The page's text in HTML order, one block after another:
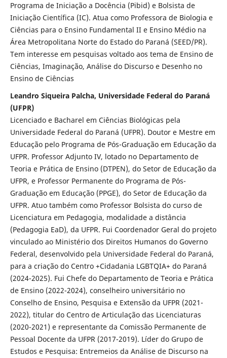
Programa de Iniciação a Docência (Pibid) e Bolsista de
Iniciação Científica (IC). Atua como Professora de Biologia e
Ciências para o Ensino Fundamental II e Ensino Médio na
Área Metropolitana Norte do Estado do Paraná (SEED/PR).
Tem interesse em pesquisas voltado aos tema de Ensino de
Ciências, Imaginação, Análise do Discurso e Desenho no
Ensino de Ciências
Leandro Siqueira Palcha, Universidade Federal do Paraná
(UFPR)
Licenciado e Bacharel em Ciências Biológicas pela
Universidade Federal do Paraná (UFPR). Doutor e Mestre em
Educação pelo Programa de Pós-Graduação em Educação da
UFPR. Professor Adjunto IV, lotado no Departamento de
Teoria e Prática de Ensino (DTPEN), do Setor de Educação da
UFPR, e Professor Permanente do Programa de Pós-
Graduação em Educação (PPGE), do Setor de Educação da
UFPR. Atuo também como Professor Bolsista do curso de
Licenciatura em Pedagogia, modalidade a distância
(Pedagogia EaD), da UFPR. Fui Coordenador Geral do projeto
vinculado ao Ministério dos Direitos Humanos do Governo
Federal, desenvolvido pela Universidade Federal do Paraná,
para a criação do Centro +Cidadania LGBTQIA+ do Paraná
(2024-2025). Fui Chefe do Departamento de Teoria e Prática
de Ensino (2022-2024), conselheiro universitário no
Conselho de Ensino, Pesquisa e Extensão da UFPR (2021-
2022), titular do Centro de Articulação das Licenciaturas
(2020-2021) e representante da Comissão Permanente de
Pessoal Docente da UFPR (2017-2019). Líder do Grupo de
Estudos e Pesquisa: Entremeios da Análise de Discurso na